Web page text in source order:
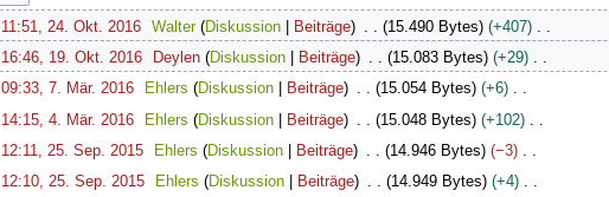
11:51, 24. Okt. 2016 Walter Diskussion Beiträge 15.490 Bytes
+407
16:46, 19. Okt. 2016 Deylen Diskussion Beiträge 15.083 Bytes
+29
09:33, 7. Mär. 2016 Ehlers Diskussion Beiträge 15.054 Bytes
+6
14:15, 4. Mär. 2016 Ehlers Diskussion Beiträge 15.048 Bytes
+102
12:11, 25. Sep. 2015 Ehlers Diskussion Beiträge 14.946 Bytes
−3
12:10, 25. Sep. 2015 Ehlers Diskussion Beiträge 14.949 Bytes
+4